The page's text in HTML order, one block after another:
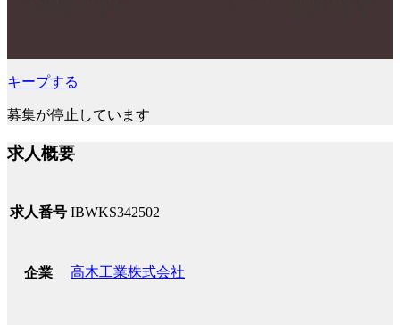
キープする
募集が停止しています
求人概要
求人番号 IBWKS342502
企業 高木工業株式会社